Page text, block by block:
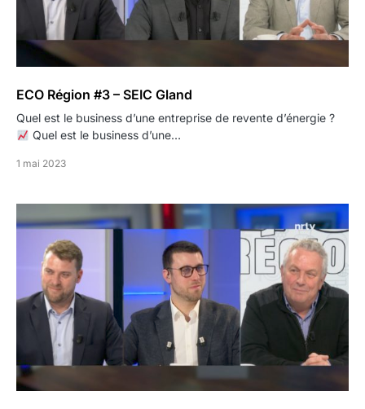
ECO Région #3 – SEIC Gland
Quel est le business d’une entreprise de revente d’énergie ?
Quel est le business d’une…
1 mai 2023